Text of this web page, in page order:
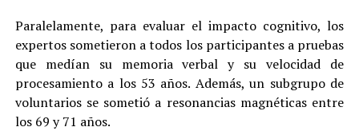
Paralelamente, para evaluar el impacto cognitivo, los
expertos sometieron a todos los participantes a pruebas
que medían su memoria verbal y su velocidad de
procesamiento a los 53 años. Además, un subgrupo de
voluntarios se sometió a resonancias magnéticas entre
los 69 y 71 años.